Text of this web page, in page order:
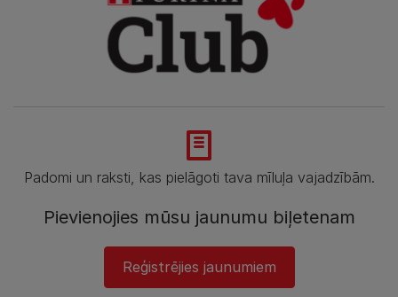
Padomi un raksti, kas pielāgoti tava mīluļa vajadzībām.
Pievienojies mūsu jaunumu biļetenam
Reģistrējies jaunumiem